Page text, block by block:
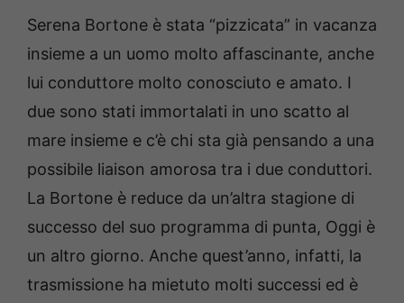
Serena Bortone è stata “pizzicata” in vacanza
insieme a un uomo molto affascinante, anche
lui conduttore molto conosciuto e amato. I
due sono stati immortalati in uno scatto al
mare insieme e c’è chi sta già pensando a una
possibile liaison amorosa tra i due conduttori.
La Bortone è reduce da un’altra stagione di
successo del suo programma di punta, Oggi è
un altro giorno. Anche quest’anno, infatti, la
trasmissione ha mietuto molti successi ed è